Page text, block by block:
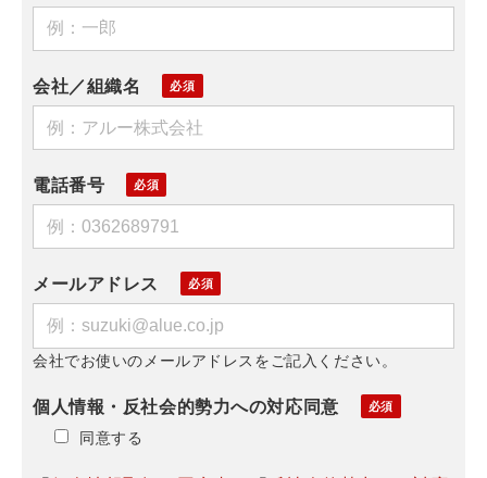
会社／組織名
電話番号
メールアドレス
会社でお使いのメールアドレスをご記入ください。
個人情報・反社会的勢力への対応同意
同意する